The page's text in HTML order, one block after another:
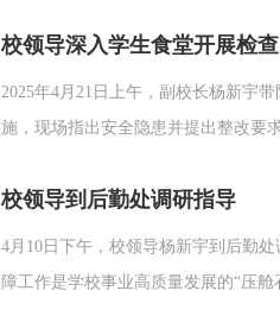
的采购、储存、加工、售卖全流程及
校领导深入学生食堂开展检查
2025年4月21日上午，副校长杨新宇
施，现场指出安全隐患并提出整改要
查、月调度"工作机制，健全从采购溯
校领导到后勤处调研指导
4月10日下午，校领导杨新宇到后勤
障工作是学校事业高质量发展的“压